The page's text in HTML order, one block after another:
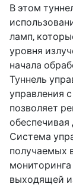
В этом
ламп,
уровня
начала
Туннель
управления
позволяет
обеспечивая
Система
получаемых
выходящей